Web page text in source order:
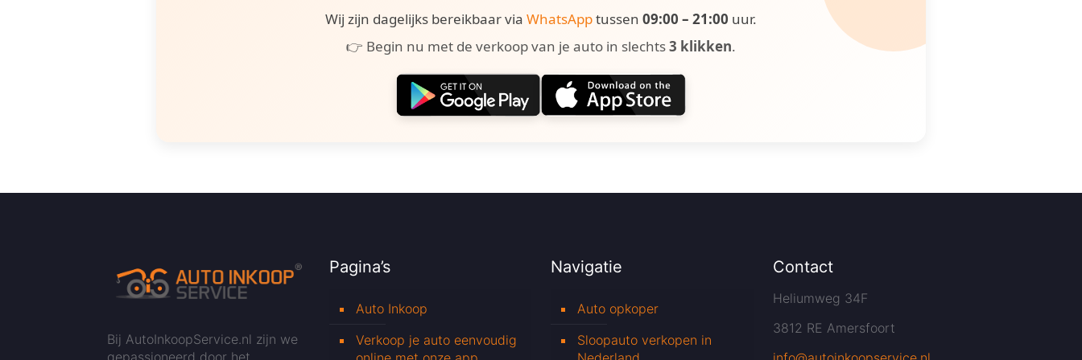
Wij zijn dagelijks bereikbaar via WhatsApptussen 09:00 – 21:00 uur.
👉 Begin nu met de verkoop van je auto in slechts3 klikken.
Bij AutoInkoopService.nl zijn we
Pagina’s
Auto Inkoop
Verkoop je auto eenvoudig
Navigatie
Auto opkoper
Sloopauto verkopen in
Contact
Heliumweg 34F
3812 RE Amersfoort